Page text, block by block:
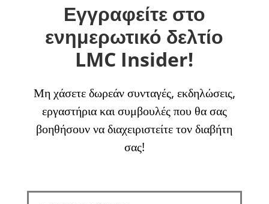
Εγγραφείτε στο
ενημερωτικό δελτίο
LMC Insider!
Μη χάσετε δωρεάν συνταγές, εκδηλώσεις,
εργαστήρια και συμβουλές που θα σας
βοηθήσουν να διαχειριστείτε τον διαβήτη
σας!